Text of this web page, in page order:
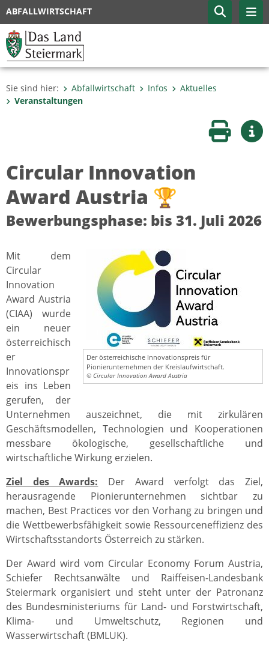
ABFALLWIRTSCHAFT
Sie sind hier: Abfallwirtschaft Infos
Aktuelles
Veranstaltungen
Seite
Circular Innovation
Award Austria 🏆
Bewerbungsphase: bis 31. Juli 2026
Der österreichische Innovationspreis für
Pionierunternehmen der Kreislaufwirtschaft.
© Circular Innovation Award Austria
Mit dem
Circular
Innovation
Award Austria
(CIAA) wurde
ein neuer
österreichisch
er
Innovationspr
eis ins Leben
gerufen, der
Unternehmen auszeichnet, die mit zirkulären
Geschäftsmodellen, Technologien und Kooperationen
messbare ökologische, gesellschaftliche und
wirtschaftliche Wirkung erzielen.
Ziel des Awards: Der Award verfolgt das Ziel,
herausragende Pionierunternehmen sichtbar zu
machen, Best Practices vor den Vorhang zu bringen und
die Wettbewerbsfähigkeit sowie Ressourceneffizienz des
Wirtschaftsstandorts Österreich zu stärken.
Der Award wird vom Circular Economy Forum Austria,
Schiefer Rechtsanwälte und Raiffeisen-Landesbank
Steiermark organisiert und steht unter der Patronanz
des Bundesministeriums für Land- und Forstwirtschaft,
Klima- und Umweltschutz, Regionen und
Wasserwirtschaft (BMLUK).